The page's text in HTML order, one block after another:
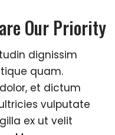
Our Priority
dignissim
quam.
et dictum
vulputate
ex ut velit